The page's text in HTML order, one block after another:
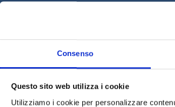
Consenso
Questo sito web utilizza i cookie
Utilizziamo i cookie per personalizzare